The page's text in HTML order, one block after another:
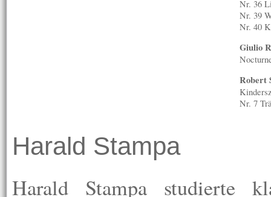
Nr. 36
Nr. 39
Nr. 40
Giulio
Robert
Nr. 7
Harald Stampa
Harald Stampa studierte